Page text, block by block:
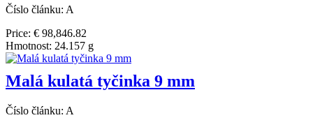
Číslo článku: A
Price: € 98,846.82
Hmotnost: 24.157 g
Malá kulatá tyčinka 9 mm
Číslo článku: A